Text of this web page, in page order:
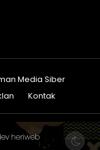
Media Siber
Kontak
heriweb